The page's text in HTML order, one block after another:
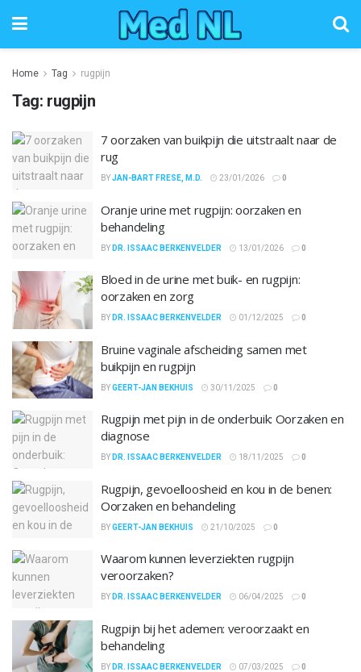
Home Tag rugpijn
Tag: rugpijn
7 oorzaken van buikpijn die uitstraalt naar de
rug
BYJAN-BART FRESE, M.D. 23/01/2026 0
Oranje urine met rugpijn: oorzaken en
behandeling
BY DR. ISSAAC BERKENVELDER 13/01/2026 0
Bloed in de urine met buik- en rugpijn:
oorzaken en zorg
BY DR. ISSAAC BERKENVELDER 01/12/2025 0
Bruine vaginale afscheiding samen met
buikpijn en rugpijn
BYGEERT-JAN BEKHUIS 30/11/2025 0
Rugpijn met pijn in de onderbuik: Oorzaken en
diagnose
BY DR. ISSAAC BERKENVELDER 18/11/2025 0
Rugpijn, gevoelloosheid en kou in de benen:
Oorzaken en behandeling
BYGEERT-JAN BEKHUIS 21/10/2025 0
Waarom kunnen leverziekten rugpijn
veroorzaken?
BY DR. ISSAAC BERKENVELDER 06/04/2025 0
Rugpijn bij het ademen: veroorzaakt en
behandeling
BY DR. ISSAAC BERKENVELDER 07/03/2025 0